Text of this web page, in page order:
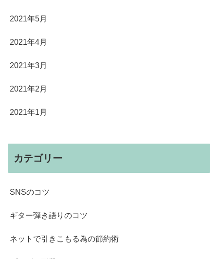
2021年5月
2021年4月
2021年3月
2021年2月
2021年1月
カテゴリー
SNSのコツ
ギター弾き語りのコツ
ネットで引きこもる為の節約術